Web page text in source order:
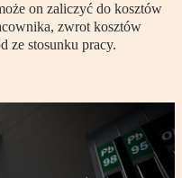
on zaliczyć do kosztów
zwrot kosztów
ze stosunku pracy.